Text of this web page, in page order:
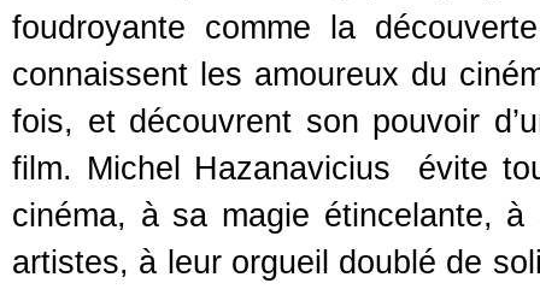
foudroyante comme la
connaissent les amoureux du
fois, et découvrent son pouvoir
film. Michel Hazanavicius évite
cinéma, à sa magie étincelante,
artistes, à leur orgueil doublé de